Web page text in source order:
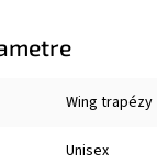
Wing trapézy
Unisex